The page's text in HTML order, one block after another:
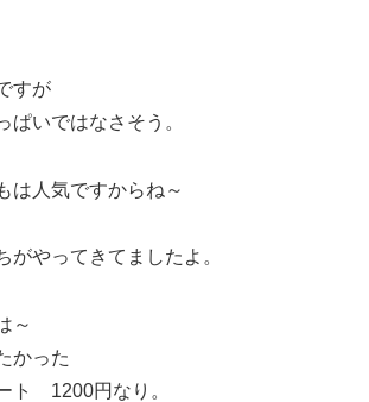
すが
ぱいではなさそう。
は人気ですからね～
がやってきてましたよ。
～
かった
ト 1200円なり。